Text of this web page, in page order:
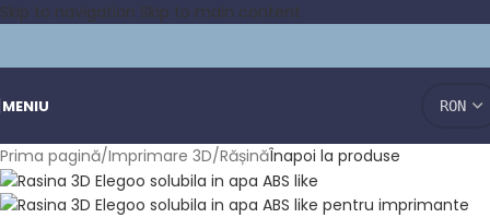
Skip to navigation Skip to main content
MENIU
Prima pagină/Imprimare 3D/RășinăÎnapoi la produse